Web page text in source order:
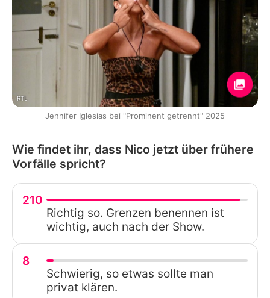
RTL
Jennifer Iglesias bei "Prominent getrennt" 2025
Wie findet ihr, dass Nico jetzt über frühere
Vorfälle spricht?
210
Richtig so. Grenzen benennen ist
wichtig, auch nach der Show.
8
Schwierig, so etwas sollte man
privat klären.